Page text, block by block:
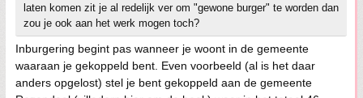
laten komen zit je al redelijk ver om "gewone burger" te worden dan
zou je ook aan het werk mogen toch?
Inburgering begint pas wanneer je woont in de gemeente
waaraan je gekoppeld bent. Even voorbeeld (al is het daar
anders opgelost) stel je bent gekoppeld aan de gemeente